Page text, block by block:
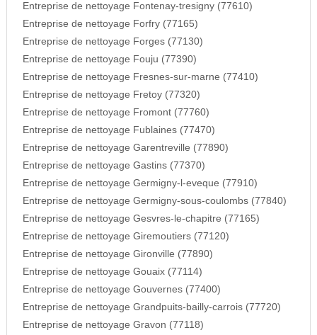
Entreprise de nettoyage Fontenay-tresigny (77610)
Entreprise de nettoyage Forfry (77165)
Entreprise de nettoyage Forges (77130)
Entreprise de nettoyage Fouju (77390)
Entreprise de nettoyage Fresnes-sur-marne (77410)
Entreprise de nettoyage Fretoy (77320)
Entreprise de nettoyage Fromont (77760)
Entreprise de nettoyage Fublaines (77470)
Entreprise de nettoyage Garentreville (77890)
Entreprise de nettoyage Gastins (77370)
Entreprise de nettoyage Germigny-l-eveque (77910)
Entreprise de nettoyage Germigny-sous-coulombs (77840)
Entreprise de nettoyage Gesvres-le-chapitre (77165)
Entreprise de nettoyage Giremoutiers (77120)
Entreprise de nettoyage Gironville (77890)
Entreprise de nettoyage Gouaix (77114)
Entreprise de nettoyage Gouvernes (77400)
Entreprise de nettoyage Grandpuits-bailly-carrois (77720)
Entreprise de nettoyage Gravon (77118)